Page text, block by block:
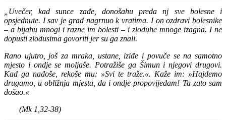
„Uvečer, kad sunce zađe, donošahu preda nj sve bolesne i
opsjednute. I sav je grad nagrnuo k vratima. I on ozdravi bolesnike
– a bijahu mnogi i razne im bolesti – i zloduhe mnoge izagna. I ne
dopusti zlodusima govoriti jer su ga znali.
Rano ujutro, još za mraka, ustane, iziđe i povuče se na samotno
mjesto i ondje se moljaše. Potražiše ga Šimun i njegovi drugovi.
Kad ga nađoše, rekoše mu: »Svi te traže.«. Kaže im: »Hajdemo
drugamo, u obližnja mjesta, da i ondje propovijedam! Ta zato sam
došao.«
(Mk 1,32-38)